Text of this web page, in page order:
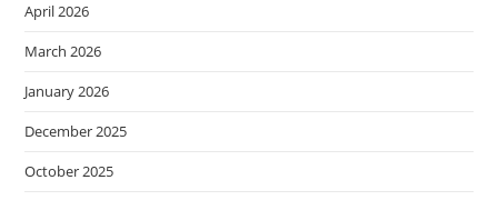
April 2026
March 2026
January 2026
December 2025
October 2025